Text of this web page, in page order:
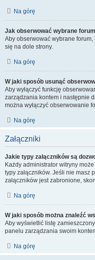
Na górę
Jak obserwować wybrane
Aby obserwować wybrane
się na dole strony.
Na górę
W jaki sposób usunąć
Aby wyłączyć funkcję
zarządzania kontem i następnie
można wyłączyć obserwowanie
Na górę
Załączniki
Jakie typy załączników są
Każdy administrator witryny
typy załączników. Jeśli nie masz
załączników jest zabronione,
Na górę
W jaki sposób można znaleźć
Aby wyświetlić listę
panelu zarządzania swoim
Na górę